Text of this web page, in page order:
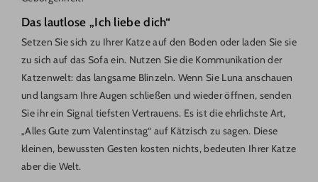
Das lautlose „Ich liebe dich“
Setzen Sie sich zu Ihrer Katze auf den Boden oder laden Sie sie
zu sich auf das Sofa ein. Nutzen Sie die Kommunikation der
Katzenwelt: das langsame Blinzeln. Wenn Sie Luna anschauen
und langsam Ihre Augen schließen und wieder öffnen, senden
Sie ihr ein Signal tiefsten Vertrauens. Es ist die ehrlichste Art,
„Alles Gute zum Valentinstag“ auf Kätzisch zu sagen. Diese
kleinen, bewussten Gesten kosten nichts, bedeuten Ihrer Katze
aber die Welt.